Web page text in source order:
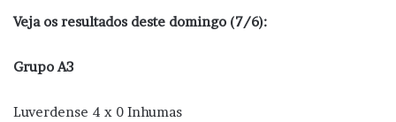
Veja os resultados deste domingo (7/6):
Grupo A3
Luverdense 4 x 0 Inhumas